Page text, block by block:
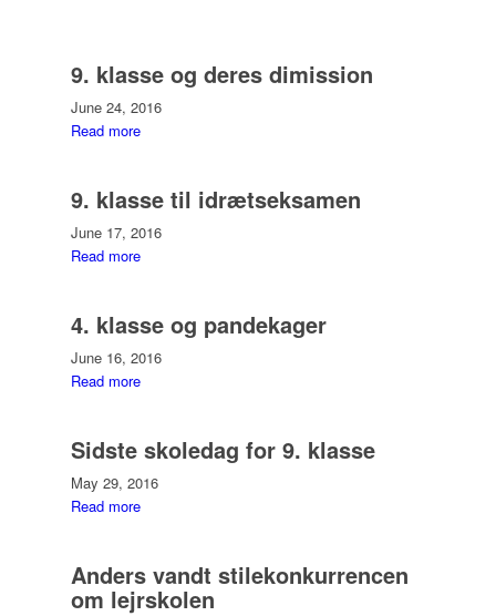
9. klasse og deres dimission
June 24, 2016
Read more
9. klasse til idrætseksamen
June 17, 2016
Read more
4. klasse og pandekager
June 16, 2016
Read more
Sidste skoledag for 9. klasse
May 29, 2016
Read more
Anders vandt stilekonkurrencen
om lejrskolen